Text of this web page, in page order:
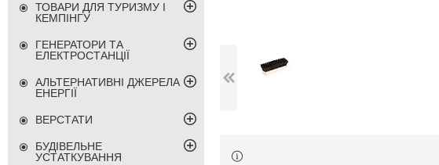
ТОВАРИ ДЛЯ ТУРИЗМУ І
КЕМПІНГУ
ГЕНЕРАТОРИ ТА
ЕЛЕКТРОСТАНЦІЇ
АЛЬТЕРНАТИВНІ ДЖЕРЕЛА
ЕНЕРГІЇ
ВЕРСТАТИ
БУДІВЕЛЬНЕ
УСТАТКУВАННЯ